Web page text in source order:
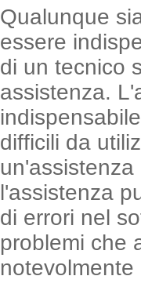
Qualunque
essere
di un tecnico
assistenza.
difficili da
l'assistenza
di errori nel
problemi che